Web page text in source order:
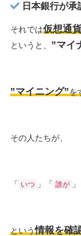
日本銀行が承
それでは仮想通
というと、 ”マイ
”マイニング”を
その人たちが、
「 いつ 」「 誰が
という情報を確